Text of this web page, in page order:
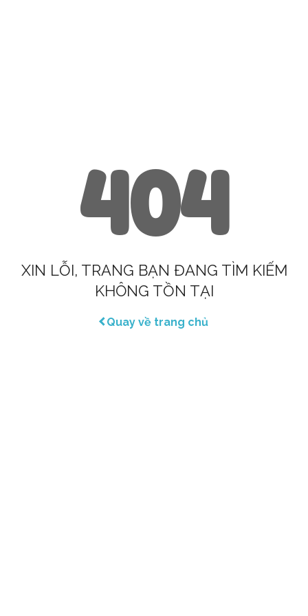
404
XIN LỖI, TRANG BẠN ĐANG TÌM KIẾM
KHÔNG TỒN TẠI
Quay về trang chủ